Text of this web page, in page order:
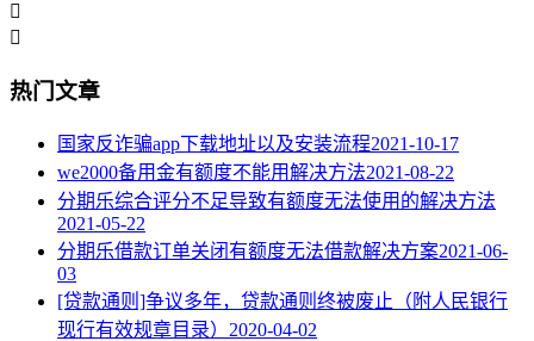


热门文章
国家反诈骗app下载地址以及安装流程2021-10-17
we2000备用金有额度不能用解决方法2021-08-22
分期乐综合评分不足导致有额度无法使用的解决方法
2021-05-22
分期乐借款订单关闭有额度无法借款解决方案2021-06-
03
[贷款通则]争议多年，贷款通则终被废止（附人民银行
现行有效规章目录） 2020-04-02